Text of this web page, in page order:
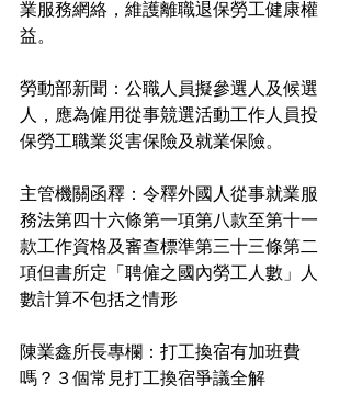
業服務網絡，維護離職退保勞工健康權
益。
勞動部新聞：公職人員擬參選人及候選
人，應為僱用從事競選活動工作人員投
保勞工職業災害保險及就業保險。
主管機關函釋：令釋外國人從事就業服
務法第四十六條第一項第八款至第十一
款工作資格及審查標準第三十三條第二
項但書所定「聘僱之國內勞工人數」人
數計算不包括之情形
陳業鑫所長專欄：打工換宿有加班費
嗎？３個常見打工換宿爭議全解